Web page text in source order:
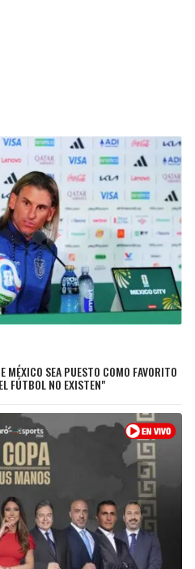
MÉXICO SEA PUESTO COMO FAVORITO
FÚTBOL NO EXISTEN"